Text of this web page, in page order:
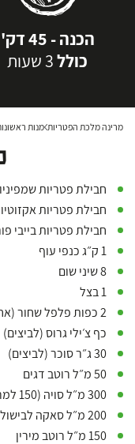
הכנה - 45 דק'
כולל3 שעות
מרינה מלכת הפטריות מנות
חבילת פטריות
חבילת פטריות
חבילת פטריות בייבי
1 ק״ג כנפי עוף
8 שיני שום
1 בצל
2 כפות פלפל שחור (אחת לכנפיים, אחת למרק)
כף צ׳ילי גרוס (לביצים)
30 ג״ר סוכר (לביצים)
50 מ״ל רוטב דגים
300 מ״ל סויה (150 למרק, 150 לביצים)
200 מ״ל סאקה לבישול
150 מ״ל רוטב מירין